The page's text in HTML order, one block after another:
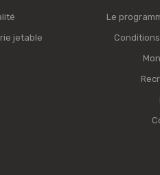
jetable
Le